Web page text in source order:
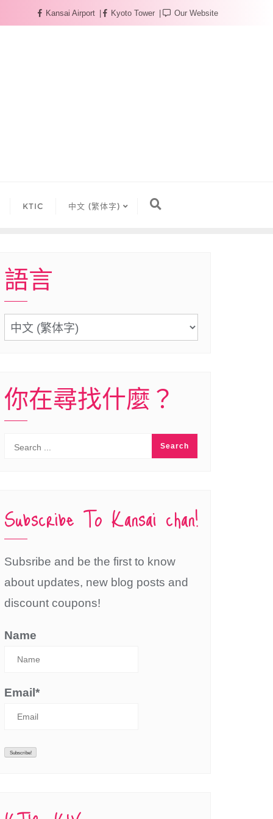
Kansai Airport Kyoto Tower Our Website
KTIC 中文 (繁体字)
語言
語
言
你在尋找什麼？
Subscribe To Kansai chan!
Subsribe and be the first to know
about updates, new blog posts and
discount coupons!
Name
Email*